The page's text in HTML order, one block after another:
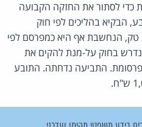
כדי לסתור את החזקה הקבועה
הבקיא בהליכים לפי חוק
הנחשבת אף היא כמפרסם לפי
בחוק על-מנת להקים את
התביעה נדחתה. התובע